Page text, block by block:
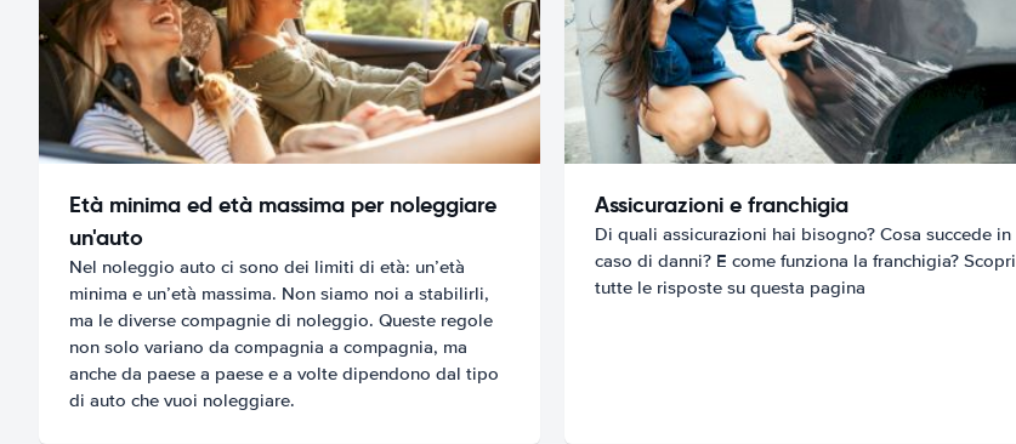
Età minima ed età massima per noleggiare
un'auto
Nel noleggio auto ci sono dei limiti di età: un’età
minima e un’età massima. Non siamo noi a stabilirli,
ma le diverse compagnie di noleggio. Queste regole
non solo variano da compagnia a compagnia, ma
anche da paese a paese e a volte dipendono dal tipo
di auto che vuoi noleggiare.
Assicurazioni e franchigia
Di quali assicurazioni hai bisogno? Cosa succede in
caso di danni? E come funziona la franchigia? Scopri
tutte le risposte su questa pagina